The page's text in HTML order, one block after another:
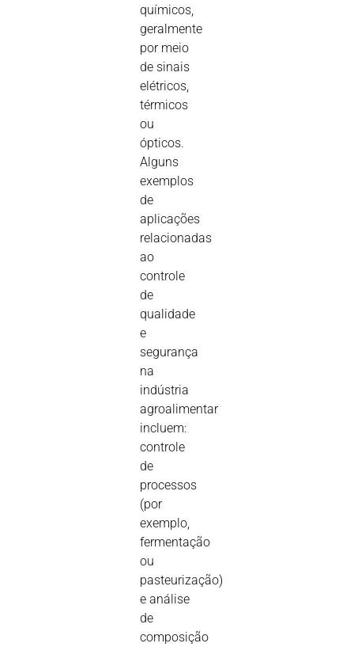
químicos,
geralmente
por meio
de sinais
elétricos,
térmicos
ou
ópticos.
Alguns
exemplos
de
aplicações
relacionadas
ao
controle
de
qualidade
e
segurança
na
indústria
agroalimentar
incluem:
controle
de
processos
(por
exemplo,
fermentação
ou
pasteurização)
e análise
de
composição